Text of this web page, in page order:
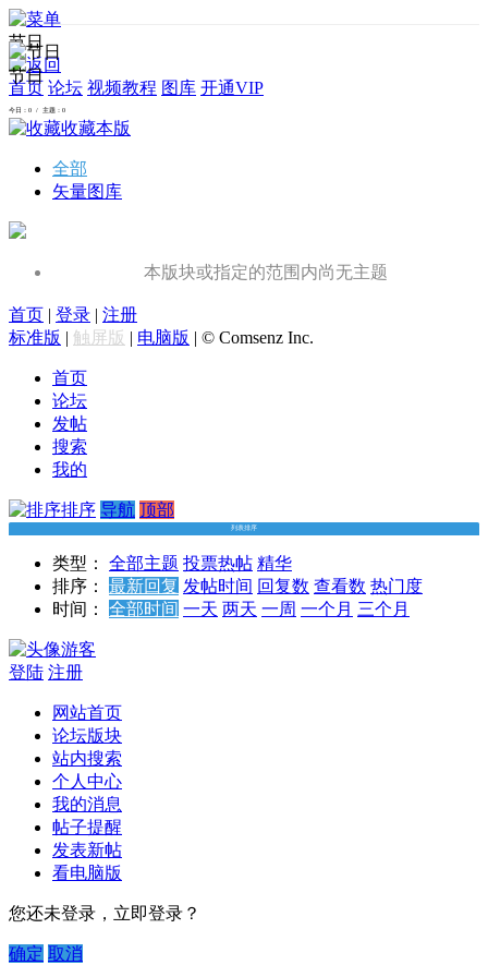
节日
首页 论坛 视频教程 图库 开通VIP
节日
今日：0 / 主题：0
收藏本版
全部
矢量图库
本版块或指定的范围内尚无主题
首页 | 登录 | 注册
标准版 | 触屏版 | 电脑版 | © Comsenz Inc.
首页
论坛
发帖
搜索
我的
排序 导航 顶部
列表排序
类型： 全部主题 投票热帖 精华
排序：
最新回复 发帖时间 回复数 查看数 热门度
时间：
全部时间 一天 两天 一周 一个月 三个月
游客
登陆 注册
网站首页
论坛版块
站内搜索
个人中心
我的消息
帖子提醒
发表新帖
看电脑版
您还未登录，立即登录？
确定 取消